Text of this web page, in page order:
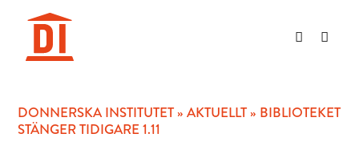
DONNERSKA INSTITUTET»AKTUELLT» BIBLIOTEKET
STÄNGER TIDIGARE 1.11